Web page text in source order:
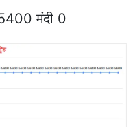
मंदी 0